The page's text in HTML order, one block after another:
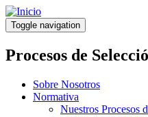
Pasar
al
contenido
principal
Toggle navigation
Procesos de
Sobre Nosotros
Normativa
Nuestros Procesos